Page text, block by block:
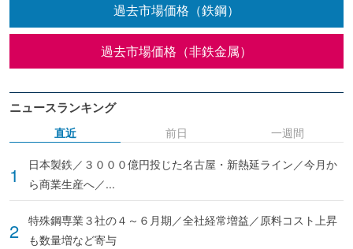
過去市場価格（鉄鋼）
過去市場価格（非鉄金属）
ニュースランキング
直近
日本製鉄／３０００億円投じた名古屋・新熱延ライン／今月か
ら商業生産へ／...
特殊鋼専業３社の４～６月期／全社経常増益／原料コスト上昇
も数量増など寄与
前日 一週間